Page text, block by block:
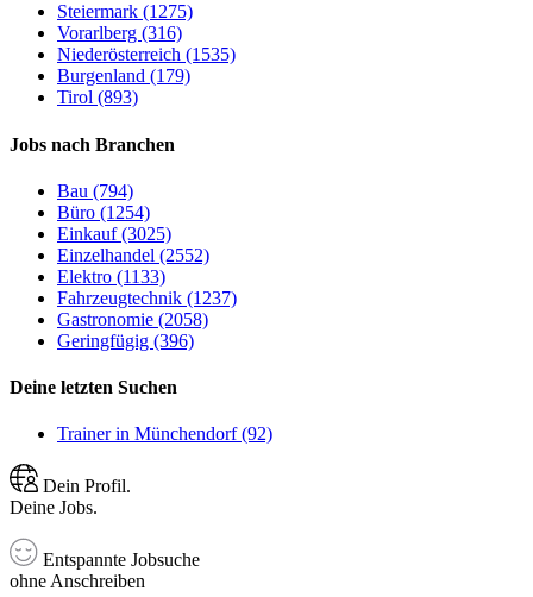
Steiermark (1275)
Vorarlberg (316)
Niederösterreich (1535)
Burgenland (179)
Tirol (893)
Jobs nach Branchen
Bau (794)
Büro (1254)
Einkauf (3025)
Einzelhandel (2552)
Elektro (1133)
Fahrzeugtechnik (1237)
Gastronomie (2058)
Geringfügig (396)
Deine letzten Suchen
Trainer in Münchendorf (92)
Dein Profil.
Deine Jobs.
Entspannte Jobsuche
ohne Anschreiben